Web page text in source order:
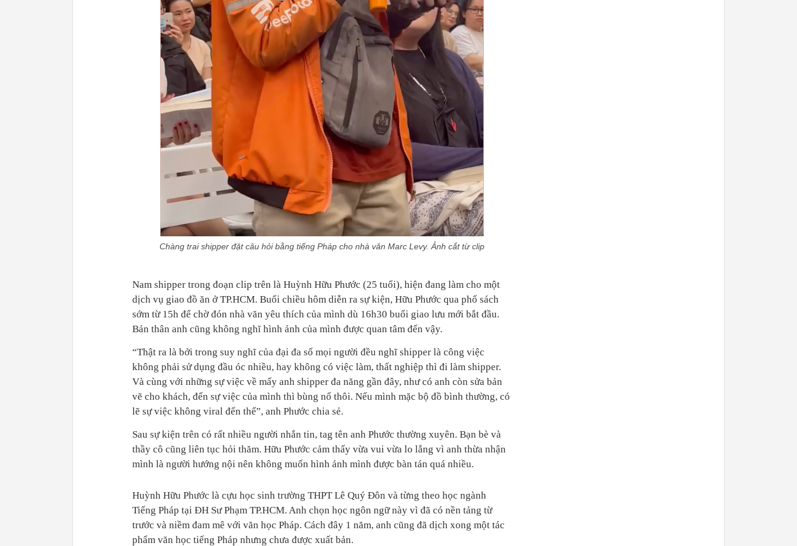
Chàng trai shipper đặt câu hỏi bằng tiếng Pháp cho nhà văn Marc Levy. Ảnh cắt từ clip
Nam shipper trong đoạn clip trên là Huỳnh Hữu Phước (25 tuổi), hiện đang làm cho một
dịch vụ giao đồ ăn ở TP.HCM. Buổi chiều hôm diễn ra sự kiện, Hữu Phước qua phố sách
sớm từ 15h để chờ đón nhà văn yêu thích của mình dù 16h30 buổi giao lưu mới bắt đầu.
Bản thân anh cũng không nghĩ hình ảnh của mình được quan tâm đến vậy.
“Thật ra là bởi trong suy nghĩ của đại đa số mọi người đều nghĩ shipper là công việc
không phải sử dụng đầu óc nhiều, hay không có việc làm, thất nghiệp thì đi làm shipper.
Và cùng với những sự việc về mấy anh shipper đa năng gần đây, như có anh còn sửa bản
vẽ cho khách, đến sự việc của mình thì bùng nổ thôi. Nếu mình mặc bộ đồ bình thường, có
lẽ sự việc không viral đến thế”, anh Phước chia sẻ.
Sau sự kiện trên có rất nhiều người nhắn tin, tag tên anh Phước thường xuyên. Bạn bè và
thầy cô cũng liên tục hỏi thăm. Hữu Phước cảm thấy vừa vui vừa lo lắng vì anh thừa nhận
mình là người hướng nội nên không muốn hình ảnh mình được bàn tán quá nhiều.
Huỳnh Hữu Phước là cựu học sinh trường THPT Lê Quý Đôn và từng theo học ngành
Tiếng Pháp tại ĐH Sư Phạm TP.HCM. Anh chọn học ngôn ngữ này vì đã có nền tảng từ
trước và niềm đam mê với văn học Pháp. Cách đây 1 năm, anh cũng đã dịch xong một tác
phẩm văn học tiếng Pháp nhưng chưa được xuất bản.